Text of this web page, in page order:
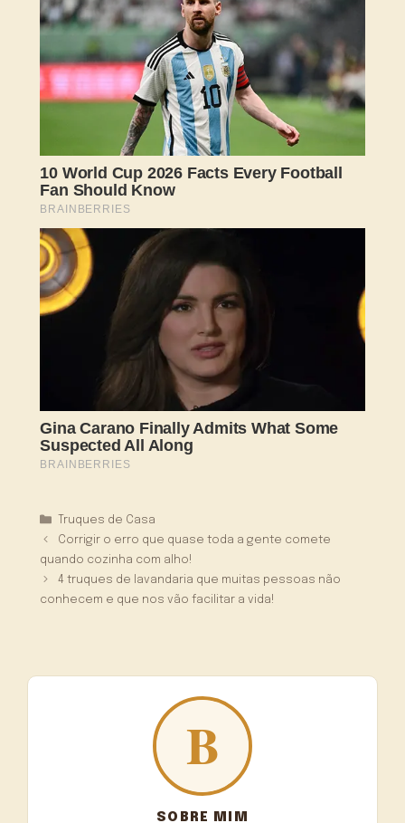
Categorias
Truques de Casa
Corrigir o erro que quase toda a gente comete
quando cozinha com alho!
4 truques de lavandaria que muitas pessoas não
conhecem e que nos vão facilitar a vida!
SOBRE MIM